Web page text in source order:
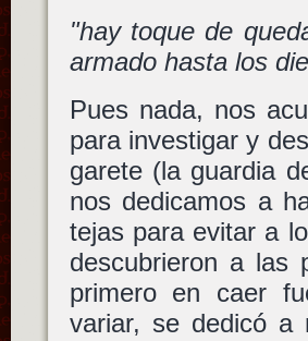
"hay toque de
armado hasta los
Pues nada, nos
para investigar y
garete (la guardia
nos dedicamos a
tejas para evitar a
descubrieron a las
primero en caer
variar, se dedicó a